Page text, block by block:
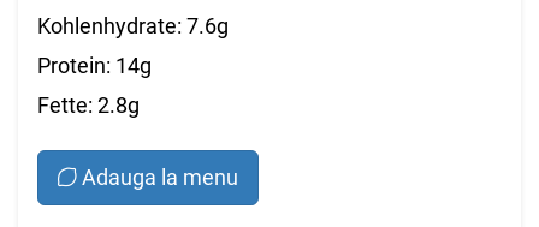
Kohlenhydrate: 7.6g
Protein: 14g
Fette: 2.8g
Adauga la menu